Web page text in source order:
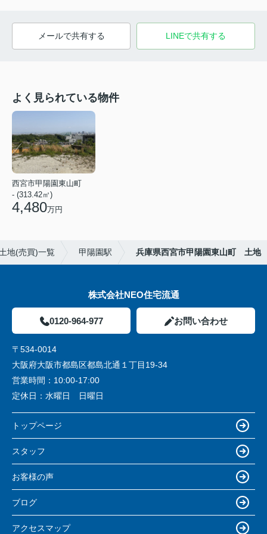
メールで共有する LINEで共有する
よく見られている物件
西宮市甲陽園東山町
- (313.42㎡)
4,480万円
地(売買)一覧 甲陽園駅 兵庫県西宮市甲陽園東山町 土地
株式会社NEO住宅流通
0120-964-977 お問い合わせ
〒534-0014
大阪府大阪市都島区都島北通１丁目19-34
営業時間： 10:00-17:00
定休日： 水曜日 日曜日
トップページ
スタッフ
お客様の声
ブログ
アクセスマップ